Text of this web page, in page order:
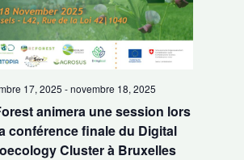
animera une session lors
conférence finale du Digital
Cluster à Bruxelles
17, 2025 -novembre 18, 2025